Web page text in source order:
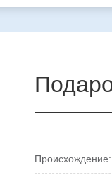
Происхождение: